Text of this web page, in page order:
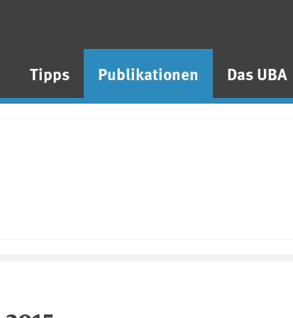
Tipps Publikationen Das UBA